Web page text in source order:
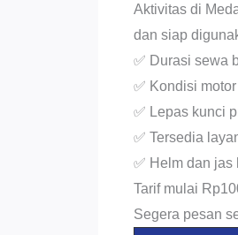
Aktivitas di
dan siap
✅ Durasi sewa
✅ Kondisi
✅ Lepas kunci
✅ Tersedia
✅ Helm dan
Tarif mulai
Segera pesan